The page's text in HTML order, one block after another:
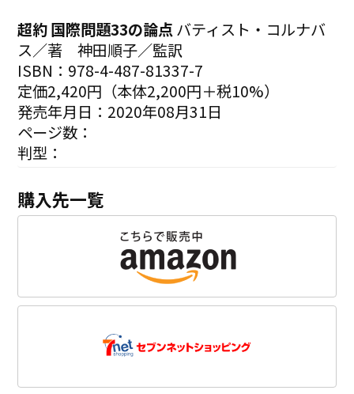
超約 国際問題33の論点 バティスト・コルナバ
ス／著 神田順子／監訳
ISBN：978-4-487-81337-7
定価2,420円（本体2,200円＋税10%）
発売年月日：2020年08月31日
ページ数：
判型：
購入先一覧